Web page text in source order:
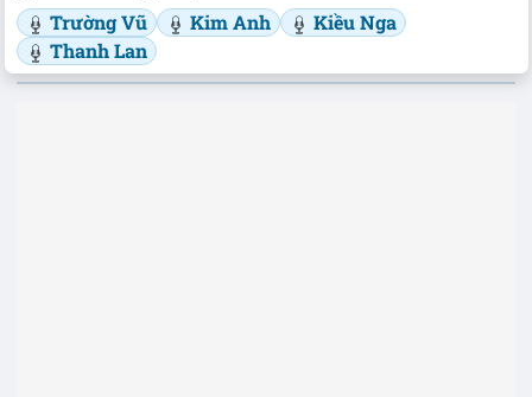
Trường Vũ Kim Anh
Kiều Nga
Thanh Lan